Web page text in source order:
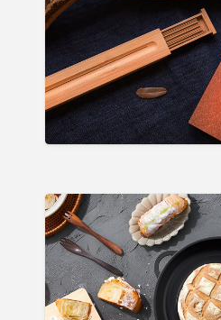
點
美
學
館
邀
您
遊
藝
術
生
活
鶯
歌
光
點
喜